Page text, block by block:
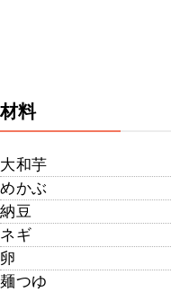
材料
大和芋
めかぶ
納豆
ネギ
卵
麺つゆ